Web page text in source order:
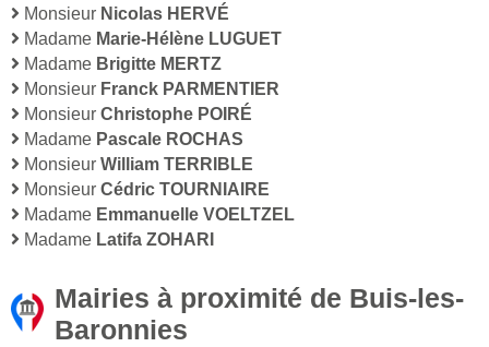
Monsieur Nicolas HERVÉ
Madame Marie-Hélène LUGUET
Madame Brigitte MERTZ
Monsieur Franck PARMENTIER
Monsieur Christophe POIRÉ
Madame Pascale ROCHAS
Monsieur William TERRIBLE
Monsieur Cédric TOURNIAIRE
Madame Emmanuelle VOELTZEL
Madame Latifa ZOHARI
Mairies à proximité de Buis-les-
Baronnies